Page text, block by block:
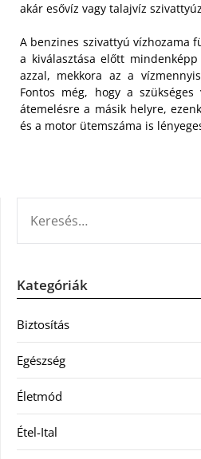
akár esővíz vagy talajvíz
A benzines szivattyú vízhozama
a kiválasztása előtt
azzal, mekkora az a
Fontos még, hogy a
átemelésre a másik helyre,
és a motor ütemszáma is
Kategóriák
Biztosítás
Egészség
Életmód
Étel-Ital